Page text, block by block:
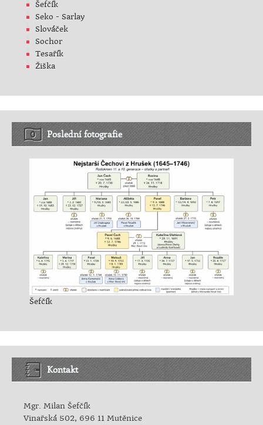
Šefčík
Seko - Sarlay
Slováček
Sochor
Tesařík
Žiška
Poslední fotografie
Šefčík
Kontakt
Mgr. Milan Šefčík
Vinařská 502, 696 11 Mutěnice